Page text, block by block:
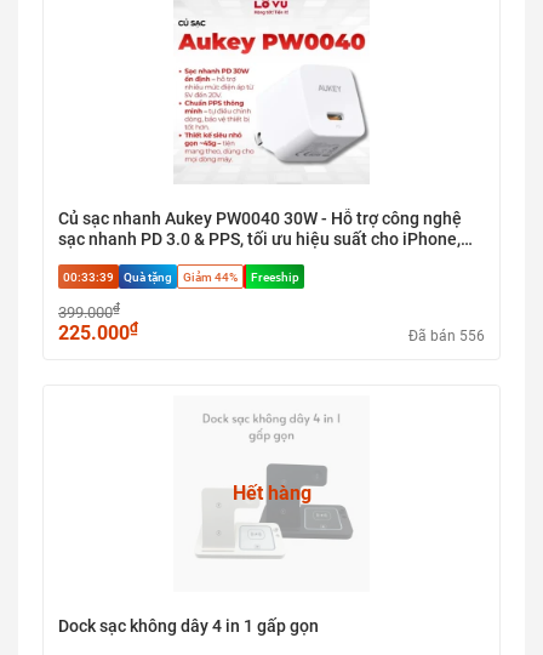
Củ sạc nhanh Aukey PW0040 30W - Hỗ trợ công nghệ
sạc nhanh PD 3.0 & PPS, tối ưu hiệu suất cho iPhone,
00:33:38 Quà tặng Giảm 44% Freeship
399.000₫
225.000₫ Đã bán 556
Hết hàng
Dock sạc không dây 4 in 1 gấp gọn